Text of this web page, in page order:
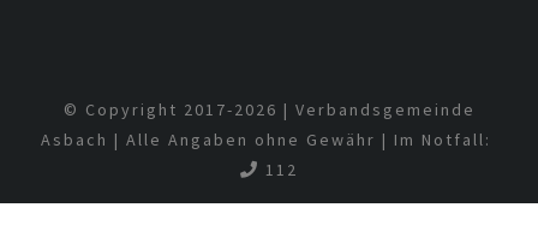
© Copyright 2017-2026 | Verbandsgemeinde
Asbach | Alle Angaben ohne Gewähr | Im Notfall:
112